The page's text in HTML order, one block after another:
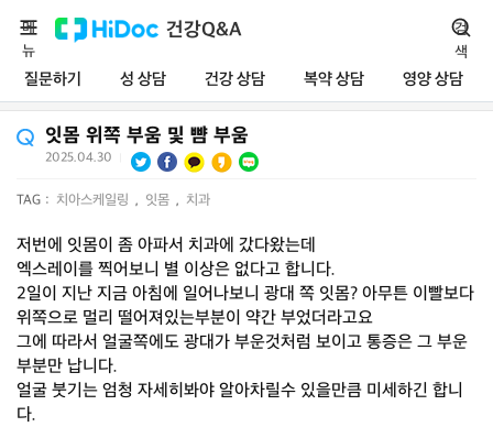
건강Q&A
질문하기 성 상담 건강 상담 복약 상담 영양 상담
메
뉴
검
색
잇몸 위쪽 부움 및 뺨 부움
2025.04.30
TAG : 치아스케일링 , 잇몸 , 치과
저번에 잇몸이 좀 아파서 치과에 갔다왔는데
엑스레이를 찍어보니 별 이상은 없다고 합니다.
2일이 지난 지금 아침에 일어나보니 광대 쪽 잇몸? 아무튼 이빨보다
위쪽으로 멀리 떨어져있는부분이 약간 부었더라고요
그에 따라서 얼굴쪽에도 광대가 부운것처럼 보이고 통증은 그 부운
부분만 납니다.
얼굴 붓기는 엄청 자세히봐야 알아차릴수 있을만큼 미세하긴 합니
다.